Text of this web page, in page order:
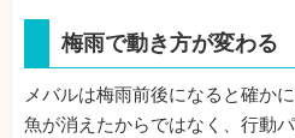
梅雨で動き方が変わる
メバルは梅雨前後になると確か
魚が消えたからではなく、行動